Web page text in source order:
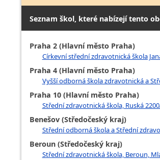
Seznam škol, které nabízejí tento
Praha 2 (Hlavní město Praha)
Církevní střední zdravotnická škola
Praha 4 (Hlavní město Praha)
Vyšší odborná škola zdravotnická a
Praha 10 (Hlavní město Praha)
Střední zdravotnická škola, Ruská
Benešov (Středočeský kraj)
Střední odborná škola a Střední
Beroun (Středočeský kraj)
Střední zdravotnická škola, Beroun,